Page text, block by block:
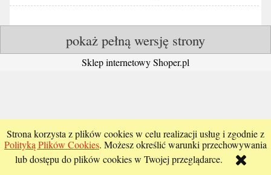
Strona korzysta z plików cookies w celu realizacji usług i zgodnie z
Polityką Plików Cookies. Możesz określić warunki przechowywania
lub dostępu do plików cookies w Twojej przeglądarce.
pokaż pełną wersję strony
Sklep internetowy Shoper.pl